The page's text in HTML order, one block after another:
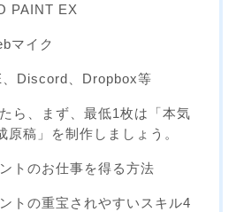
PAINT EX
マイク
Discord、Dropbox等
ら、まず、最低1枚は「本気
原稿」を制作しましょう。
トのお仕事を得る方法
トの重宝されやすいスキル4